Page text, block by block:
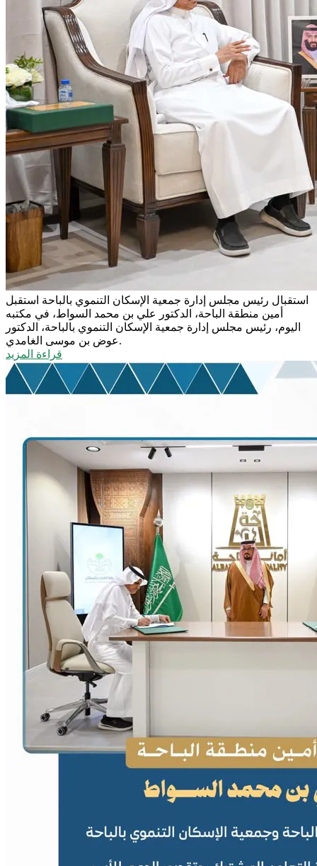
استقبال رئيس مجلس إدارة جمعية الإسكان التنموي بالباحة استقبل
أمين منطقة الباحة، الدكتور علي بن محمد السواط، في مكتبه
اليوم، رئيس مجلس إدارة جمعية الإسكان التنموي بالباحة، الدكتور
عوض بن موسى الغامدي.
قراءة المزيد